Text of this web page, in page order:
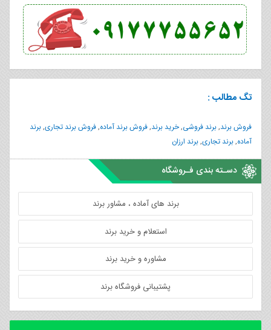
تگ مطالب :
فروش برند,برند فروشی,خرید برند,فروش برند آماده,فروش برند تجاری,برند
آماده,برند تجاری,برند ارزان
دسـته بندی فـروشگاه
برند های آماده ، مشاور برند
استعلام و خرید برند
مشاوره و خرید برند
پشتیبانی فروشگاه برند